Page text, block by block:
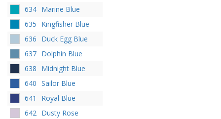
634 Marine Blue
635
Kingfisher Blue
636
Duck Egg Blue
637 Dolphin Blue
638
Midnight Blue
640 Sailor Blue
641
Royal Blue
642 Dusty Rose